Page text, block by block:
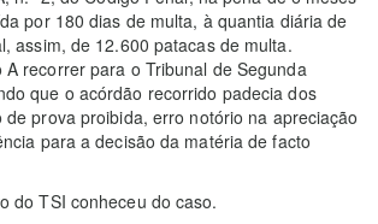
por 180 dias de multa, à quantia diária de
assim, de 12.600 patacas de multa.
A recorrer para o Tribunal de Segunda
que o acórdão recorrido padecia dos
prova proibida, erro notório na apreciação
para a decisão da matéria de facto
do TSI conheceu do caso.